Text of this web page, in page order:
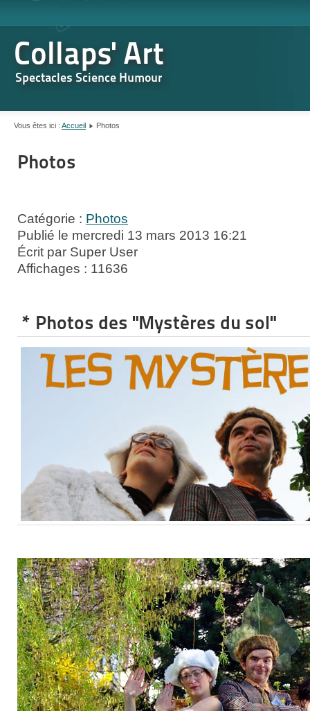
Collaps' Art
Spectacles Science Humour
Vous êtes ici : Accueil Photos
Photos
Catégorie : Photos
Publié le mercredi 13 mars 2013 16:21
Écrit par Super User
Affichages : 11636
* Photos des "Mystères du sol"